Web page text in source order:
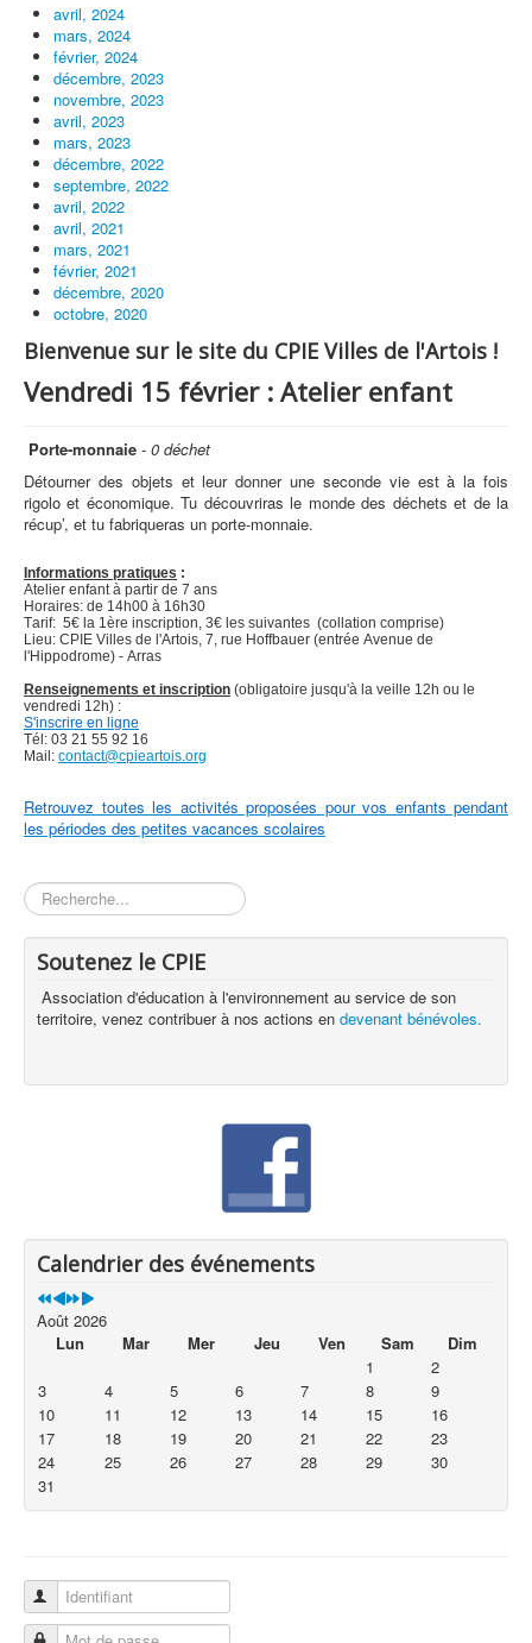
avril, 2024
mars, 2024
février, 2024
décembre, 2023
novembre, 2023
avril, 2023
mars, 2023
décembre, 2022
septembre, 2022
avril, 2022
avril, 2021
mars, 2021
février, 2021
décembre, 2020
octobre, 2020
Bienvenue sur le site du CPIE Villes de l'Artois !
Vendredi 15 février : Atelier enfant
Porte-monnaie - 0 déchet
Détourner des objets et leur donner une seconde vie est à la fois
rigolo et économique. Tu découvriras le monde des déchets et de la
récup’, et tu fabriqueras un porte-monnaie.
Informations pratiques :
Atelier enfant à partir de 7 ans
Horaires: de 14h00 à 16h30
Tarif: 5€ la 1ère inscription, 3€ les suivantes (collation comprise)
Lieu: CPIE Villes de l'Artois, 7, rue Hoffbauer (entrée Avenue de
l'Hippodrome) - Arras
Renseignements et inscription (obligatoire jusqu'à la veille 12h ou le
vendredi 12h) :
S'inscrire en ligne
Tél: 03 21 55 92 16
Mail: contact@cpieartois.org
Retrouvez toutes les activités proposées pour vos enfants pendant
les périodes des petites vacances scolaires
Rechercher
Soutenez le CPIE
Association d'éducation à l'environnement au service de son
territoire, venez contribuer à nos actions en devenant bénévoles.
Calendrier des événements
Août 2026
Lun
Mar Mer Jeu Ven Sam
Dim
1
2
3
4 5 6 7 8
9
10
11 12 13 14 15
16
17
18 19 20 21 22
23
24
25 26 27 28 29
30
31
Identifiant